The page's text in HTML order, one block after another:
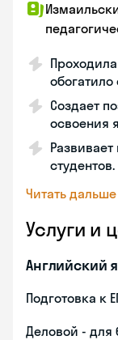
обогатило
Создает
освоения
студентов.
Читать дальше
Услуги и
Английский
Подготовка к
Деловой - для